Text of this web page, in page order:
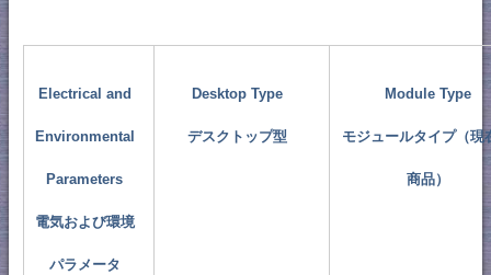
Electrical and
Environmental
Parameters
電気および環境
パラメータ
Desktop Type
デスクトップ型
Module Type
モジュールタイプ（現
商品）